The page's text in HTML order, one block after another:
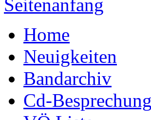
Seitenanfang
Home
Neuigkeiten
Bandarchiv
Cd-